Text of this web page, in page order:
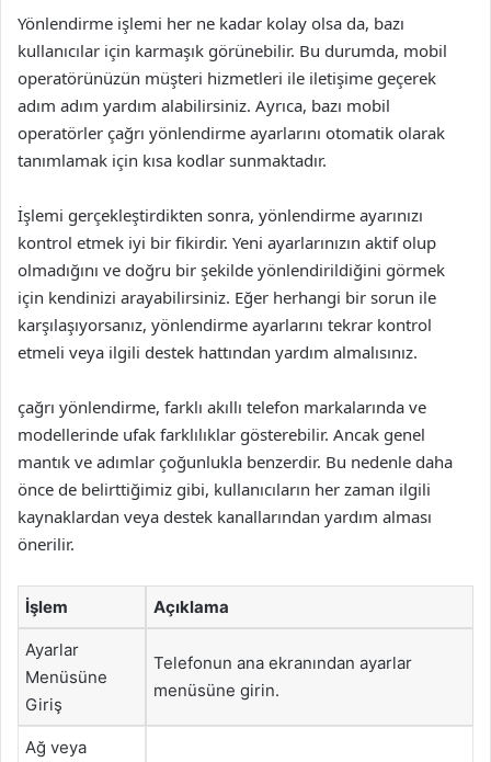
Yönlendirme işlemi her ne kadar kolay olsa da, bazı
kullanıcılar için karmaşık görünebilir. Bu durumda, mobil
operatörünüzün müşteri hizmetleri ile iletişime geçerek
adım adım yardım alabilirsiniz. Ayrıca, bazı mobil
operatörler çağrı yönlendirme ayarlarını otomatik olarak
tanımlamak için kısa kodlar sunmaktadır.
İşlemi gerçekleştirdikten sonra, yönlendirme ayarınızı
kontrol etmek iyi bir fikirdir. Yeni ayarlarınızın aktif olup
olmadığını ve doğru bir şekilde yönlendirildiğini görmek
için kendinizi arayabilirsiniz. Eğer herhangi bir sorun ile
karşılaşıyorsanız, yönlendirme ayarlarını tekrar kontrol
etmeli veya ilgili destek hattından yardım almalısınız.
çağrı yönlendirme, farklı akıllı telefon markalarında ve
modellerinde ufak farklılıklar gösterebilir. Ancak genel
mantık ve adımlar çoğunlukla benzerdir. Bu nedenle daha
önce de belirttiğimiz gibi, kullanıcıların her zaman ilgili
kaynaklardan veya destek kanallarından yardım alması
önerilir.
İşlem Açıklama
Ayarlar
Menüsüne
Giriş
Telefonun ana ekranından ayarlar
menüsüne girin.
Ağ veya